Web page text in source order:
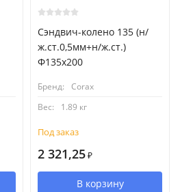
Сэндвич-колено 135 (н/
ж.ст.0,5мм+н/ж.ст.)
Ф135х200
Бренд:
Corax
Вес:
1.89 кг
Под заказ
2 321,25 ₽
В корзину